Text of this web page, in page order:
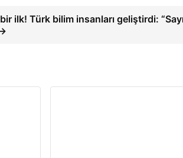
ilk! Türk bilim insanları geliştirdi: